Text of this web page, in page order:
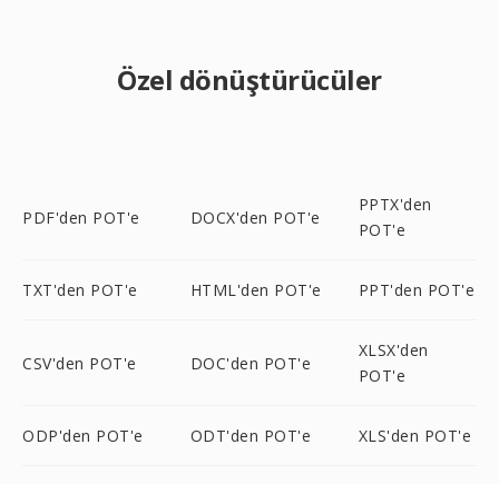
Özel dönüştürücüler
PDF'den POT'e DOCX'den POT'e
PPTX'den
POT'e
TXT'den POT'e HTML'den POT'e PPT'den POT'e
CSV'den POT'e DOC'den POT'e
XLSX'den
POT'e
ODP'den POT'e ODT'den POT'e XLS'den POT'e